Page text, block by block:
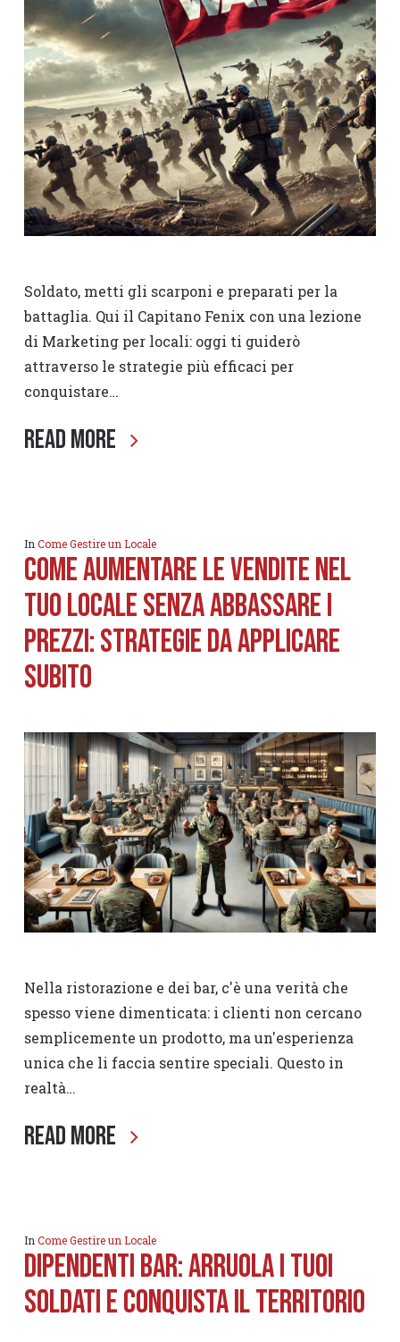
Soldato, metti gli scarponi e preparati per la
battaglia. Qui il Capitano Fenix con una lezione
di Marketing per locali: oggi ti guiderò
attraverso le strategie più efficaci per
conquistare…
Read More
In Come Gestire un Locale
Come aumentare le vendite nel
tuo locale senza abbassare i
prezzi: strategie da applicare
subito
Nella ristorazione e dei bar, c'è una verità che
spesso viene dimenticata: i clienti non cercano
semplicemente un prodotto, ma un'esperienza
unica che li faccia sentire speciali. Questo in
realtà…
Read More
In Come Gestire un Locale
Dipendenti Bar: arruola i tuoi
soldati e conquista il territorio